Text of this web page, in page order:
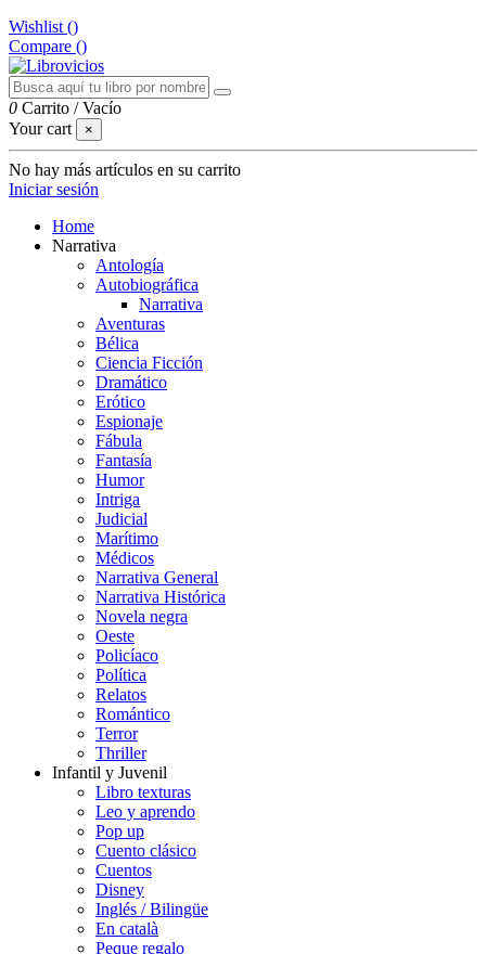
Wishlist ()
Compare ()
0 Carrito /Vacío
Your cart
×
No hay más artículos en su carrito
Iniciar sesión
Home
Narrativa
Antología
Autobiográfica
Narrativa
Aventuras
Bélica
Ciencia Ficción
Dramático
Erótico
Espionaje
Fábula
Fantasía
Humor
Intriga
Judicial
Marítimo
Médicos
Narrativa General
Narrativa Histórica
Novela negra
Oeste
Policíaco
Política
Relatos
Romántico
Terror
Thriller
Infantil y Juvenil
Libro texturas
Leo y aprendo
Pop up
Cuento clásico
Cuentos
Disney
Inglés / Bilingüe
En català
Peque regalo